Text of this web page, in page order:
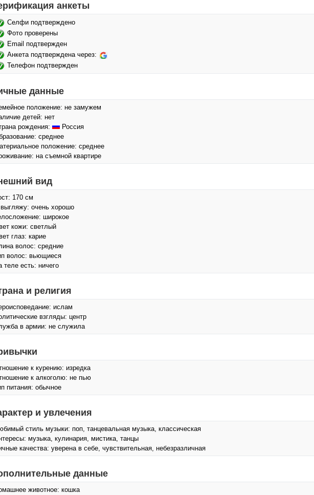
анкеты
Селфи подтверждено
Фото проверены
Email подтвержден
Анкета подтверждена через:
Телефон подтвержден
данные
положение: не замужем
детей: нет
рождения:
Россия
среднее
положение: среднее
на съемной квартире
вид
170 см
очень хорошо
широкое
кожи: светлый
глаз: карие
волос: средние
волос: вьющиеся
теле есть: ничего
и религия
ислам
взгляды: центр
в армии: не служила
к курению: изредка
к алкоголю: не пью
питания: обычное
и увлечения
стиль музыки: поп, танцевальная музыка, классическая
музыка, кулинария, мистика, танцы
качества: уверена в себе, чувствительная, небезразличная
данные
животное: кошка